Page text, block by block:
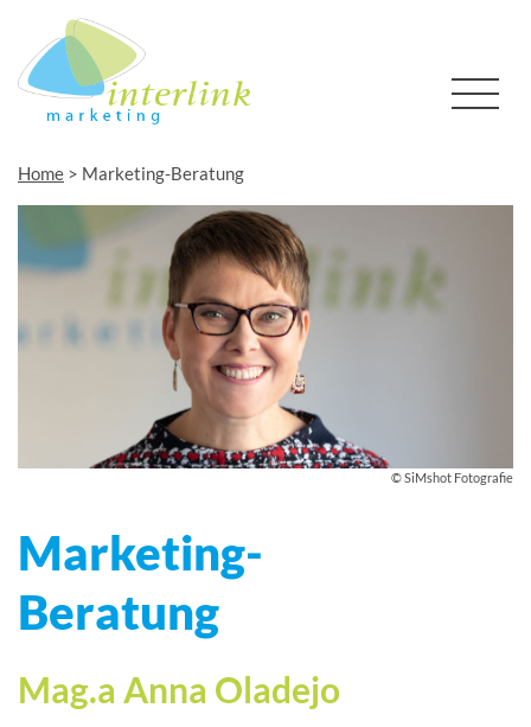
Home > Marketing-Beratung
© SiMshot Fotografie
Marketing-
Beratung
Mag.a Anna Oladejo